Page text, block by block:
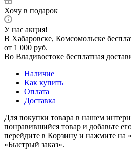
Хочу в подарок
У нас акция!
В Хабаровске, Комсомольске
от 1 000 руб.
Во Владивостоке бесплатная
Наличие
Как купить
Оплата
Доставка
Для покупки товара в нашем
понравившийся товар и добавьте
перейдите в Корзину и нажмите на
«Быстрый заказ».